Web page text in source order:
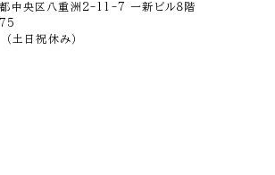
央区八重洲2-11-7 一新ビル８階
日祝休み）